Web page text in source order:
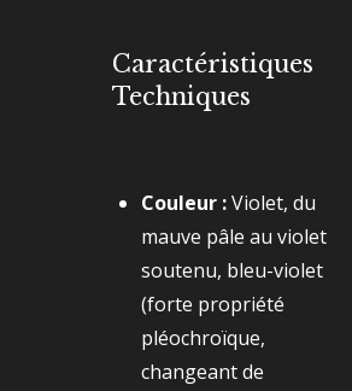
Caractéristiques
Techniques
Couleur :Violet, du
mauve pâle au violet
soutenu, bleu-violet
(forte propriété
pléochroïque,
changeant de